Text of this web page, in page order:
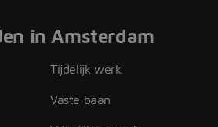
in Amsterdam
Tijdelijk werk
Vaste baan